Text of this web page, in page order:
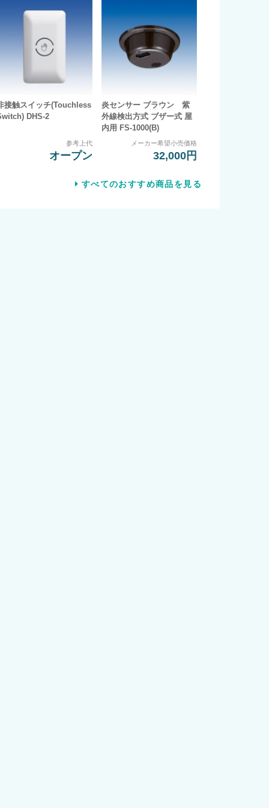
接触スイッチ(Touchless
DHS-2
参考上代
オープン
炎センサー ブラウン 紫
外線検出方式 ブザー式 屋
内用 FS-1000(B)
メーカー希望小売価格
32,000円
すべてのおすすめ商品を見る